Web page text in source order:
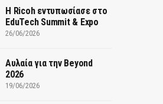
Η Ricoh εντυπωσίασε στο
EduTech Summit & Expo
26/06/2026
Αυλαία για την Beyond
2026
19/06/2026